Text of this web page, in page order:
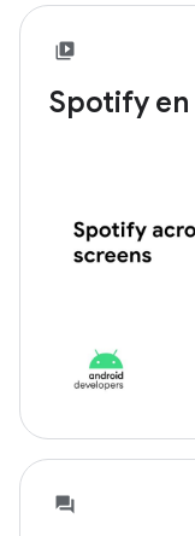
Spotify en